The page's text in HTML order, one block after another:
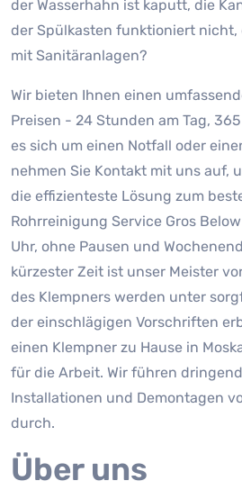
der Wasserhahn ist kaputt, die
der Spülkasten funktioniert nicht,
mit Sanitäranlagen?
Wir bieten Ihnen einen
Preisen - 24 Stunden am Tag,
es sich um einen Notfall oder
nehmen Sie Kontakt mit uns auf,
die effizienteste Lösung zum
Rohrreinigung Service Gros
Uhr, ohne Pausen und
kürzester Zeit ist unser Meister
des Klempners werden unter
der einschlägigen Vorschriften
einen Klempner zu Hause in
für die Arbeit. Wir führen
Installationen und Demontagen
durch.
Über uns